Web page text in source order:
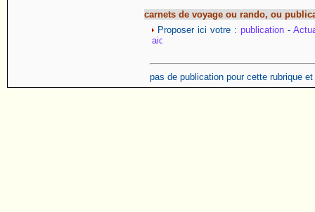
carnets de voyage ou rando, ou
Proposer ici votre :publication -
pas de publication pour cette rubrique